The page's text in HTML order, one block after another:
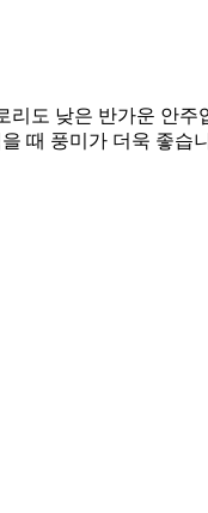
도 낮은 반가운 안주
때 풍미가 더욱 좋습